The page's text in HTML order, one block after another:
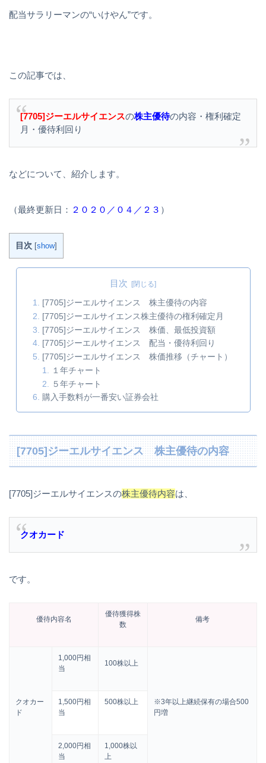
配当サラリーマンの“いけやん”です。
この記事では、
[7705]ジーエルサイエンスの株主優待の内容・権利確定
月・優待利回り
などについて、紹介します。
（最終更新日： ２０２０／０４／２３ ）
目次 [show]
目次
[7705]ジーエルサイエンス 株主優待の内容
[7705]ジーエルサイエンス株主優待の権利確定月
[7705]ジーエルサイエンス 株価、最低投資額
[7705]ジーエルサイエンス 配当・優待利回り
[7705]ジーエルサイエンス 株価推移（チャート）
１年チャート
５年チャート
購入手数料が一番安い証券会社
[7705]ジーエルサイエンス 株主優待の内容
[7705]ジーエルサイエンスの株主優待内容は、
クオカード
です。
優待内容名
優待獲得株
数
備考
クオカー
ド
1,000円相
当
100株以上
※3年以上継続保有の場合500
円増
1,500円相
当
500株以上
2,000円相
当
1,000株以
上